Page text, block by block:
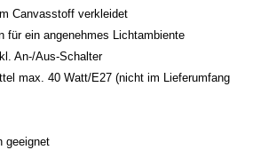
Canvasstoff verkleidet
für ein angenehmes Lichtambiente
An-/Aus-Schalter
max. 40 Watt/E27 (nicht im Lieferumfang
geeignet